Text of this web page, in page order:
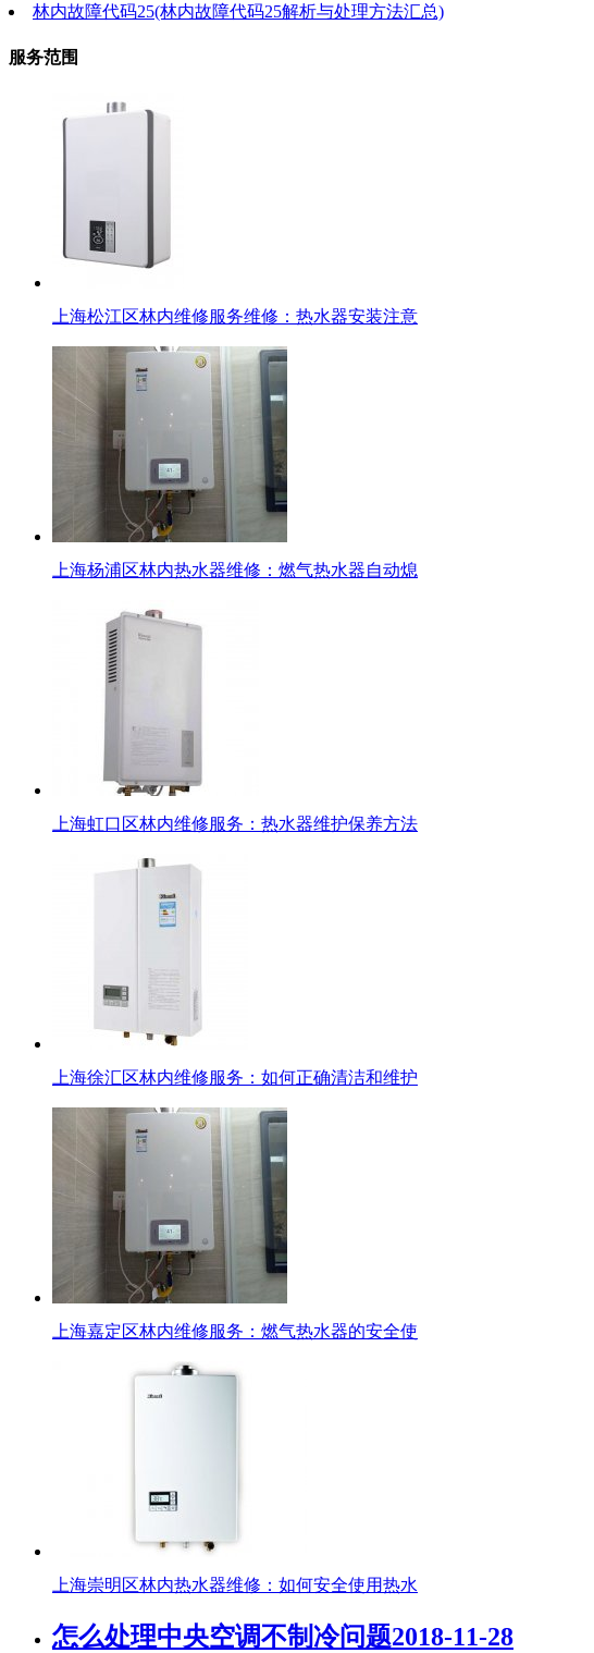
林内故障代码25(林内故障代码25解析与处理方法汇总)
服务范围
上海松江区林内维修服务维修：热水器安装注意
上海杨浦区林内热水器维修：燃气热水器自动熄
上海虹口区林内维修服务：热水器维护保养方法
上海徐汇区林内维修服务：如何正确清洁和维护
上海嘉定区林内维修服务：燃气热水器的安全使
上海崇明区林内热水器维修：如何安全使用热水
怎么处理中央空调不制冷问题2018-11-28